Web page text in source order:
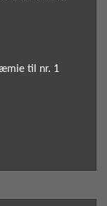
til nr. 1